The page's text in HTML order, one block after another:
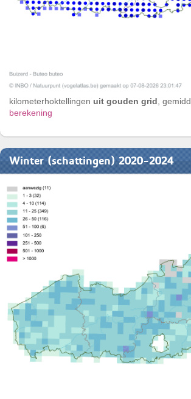
kilometerhoktellingen uit gouden grid,
berekening
Winter (schattingen) 2020-2024